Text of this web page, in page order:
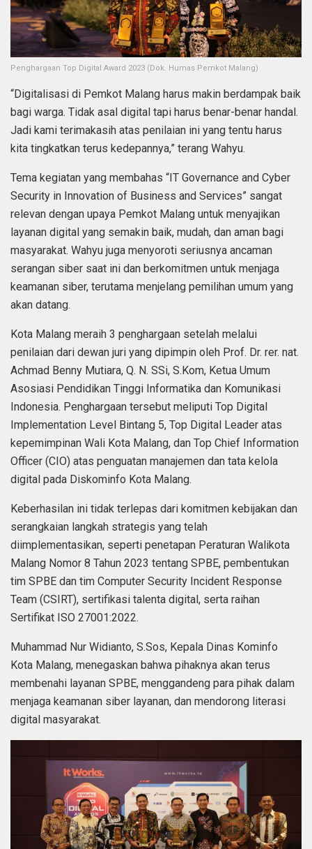
Penghargaan Top Digital Award 2023 (Dok. Humas Pemkot Malang)
“Digitalisasi di Pemkot Malang harus makin berdampak baik
bagi warga. Tidak asal digital tapi harus benar-benar handal.
Jadi kami terimakasih atas penilaian ini yang tentu harus
kita tingkatkan terus kedepannya,” terang Wahyu.
Tema kegiatan yang membahas “IT Governance and Cyber
Security in Innovation of Business and Services” sangat
relevan dengan upaya Pemkot Malang untuk menyajikan
layanan digital yang semakin baik, mudah, dan aman bagi
masyarakat. Wahyu juga menyoroti seriusnya ancaman
serangan siber saat ini dan berkomitmen untuk menjaga
keamanan siber, terutama menjelang pemilihan umum yang
akan datang.
Kota Malang meraih 3 penghargaan setelah melalui
penilaian dari dewan juri yang dipimpin oleh Prof. Dr. rer. nat.
Achmad Benny Mutiara, Q. N. SSi, S.Kom, Ketua Umum
Asosiasi Pendidikan Tinggi Informatika dan Komunikasi
Indonesia. Penghargaan tersebut meliputi Top Digital
Implementation Level Bintang 5, Top Digital Leader atas
kepemimpinan Wali Kota Malang, dan Top Chief Information
Officer (CIO) atas penguatan manajemen dan tata kelola
digital pada Diskominfo Kota Malang.
Keberhasilan ini tidak terlepas dari komitmen kebijakan dan
serangkaian langkah strategis yang telah
diimplementasikan, seperti penetapan Peraturan Walikota
Malang Nomor 8 Tahun 2023 tentang SPBE, pembentukan
tim SPBE dan tim Computer Security Incident Response
Team (CSIRT), sertifikasi talenta digital, serta raihan
Sertifikat ISO 27001:2022.
Muhammad Nur Widianto, S.Sos, Kepala Dinas Kominfo
Kota Malang, menegaskan bahwa pihaknya akan terus
membenahi layanan SPBE, menggandeng para pihak dalam
menjaga keamanan siber layanan, dan mendorong literasi
digital masyarakat.